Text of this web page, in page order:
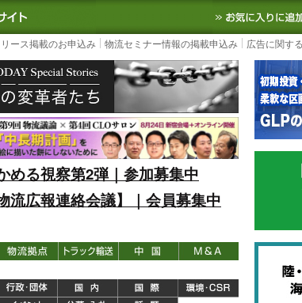
最大の物流ニュースサイト3PL, SCMなど国内外の最新の物
ース掲載のお申込み 物流セミナー情報の掲載申込み 広告に関す
める視察第2弾｜参加募集中
流広報連絡会議】｜会員募集中